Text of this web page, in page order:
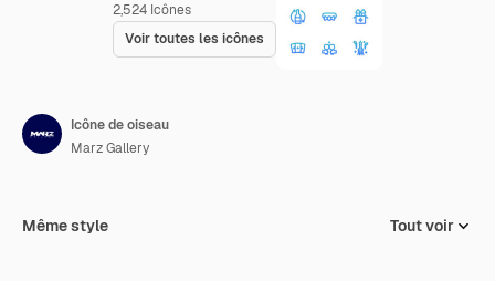
2,524 Icônes
Voir toutes les icônes
Icône de oiseau
Marz Gallery
Même style Tout voir